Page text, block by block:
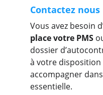
Contactez nous
Vous avez besoin
place votre PMS
dossier
à votre
accompagner
essentielle.